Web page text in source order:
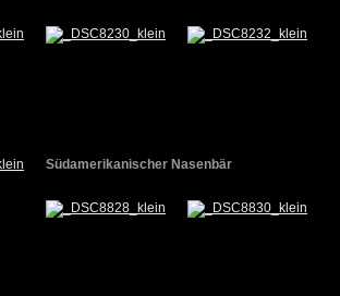
Südamerikanischer Nasenbär